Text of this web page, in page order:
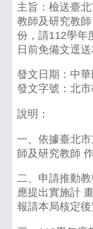
主旨：檢送臺
教師及研究教
份，請112學年
日前免備文逕
發文日期：中
發文字號：北
說明：
一、依據臺北
師及研究教師
二、申請推動
應提出實施計
報請本局核定後